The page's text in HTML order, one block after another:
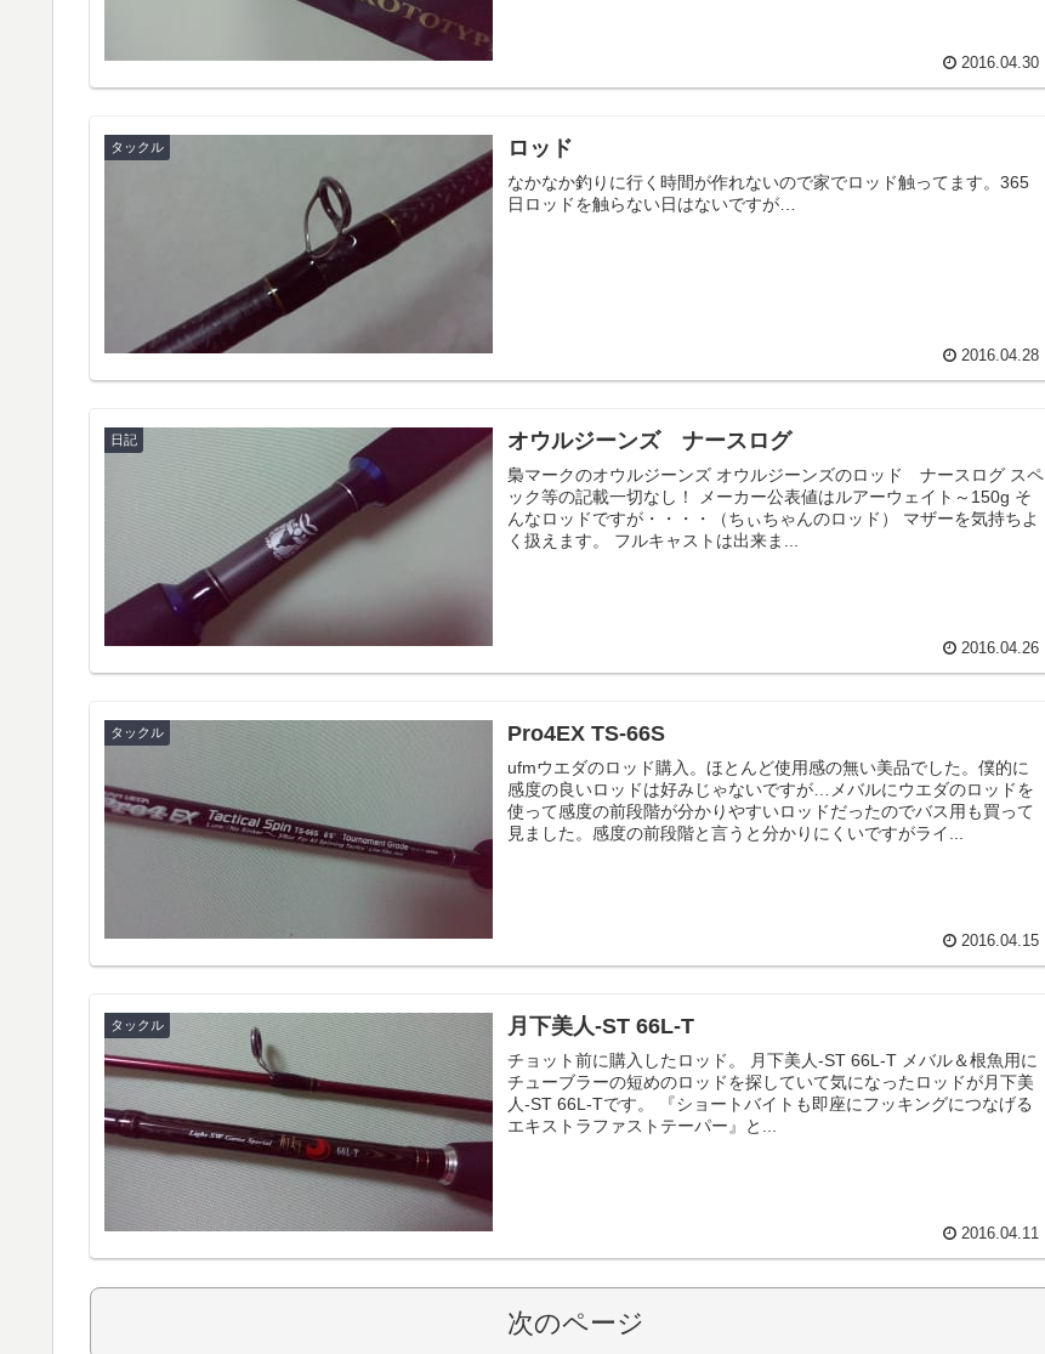
2016.04.30
タックル ロッド
なかなか釣りに行く時間が作れないので家でロッド触ってます。365
日ロッドを触らない日はないですが…
2016.04.28
日記 オウルジーンズ ナースログ
梟マークのオウルジーンズ オウルジーンズのロッド ナースログ スペ
ック等の記載一切なし！ メーカー公表値はルアーウェイト～150g そ
んなロッドですが・・・・（ちぃちゃんのロッド） マザーを気持ちよ
く扱えます。 フルキャストは出来ま...
2016.04.26
タックル Pro4EX TS-66S
ufmウエダのロッド購入。ほとんど使用感の無い美品でした。僕的に
感度の良いロッドは好みじゃないですが…メバルにウエダのロッドを
使って感度の前段階が分かりやすいロッドだったのでバス用も買って
見ました。感度の前段階と言うと分かりにくいですがライ...
2016.04.15
タックル 月下美人-ST 66L-T
チョット前に購入したロッド。 月下美人-ST 66L-T メバル＆根魚用に
チューブラーの短めのロッドを探していて気になったロッドが月下美
人-ST 66L-Tです。 『ショートバイトも即座にフッキングにつなげる
エキストラファストテーパー』と...
2016.04.11
次のページ